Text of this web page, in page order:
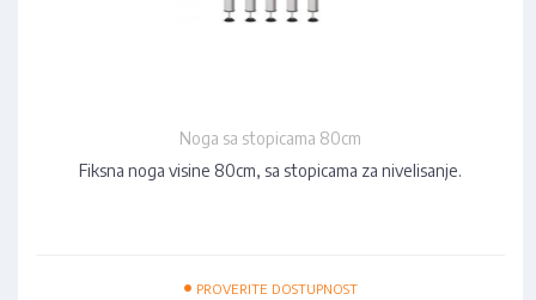
Noga sa stopicama 80cm
Fiksna noga visine 80cm, sa stopicama za nivelisanje.
• PROVERITE DOSTUPNOST